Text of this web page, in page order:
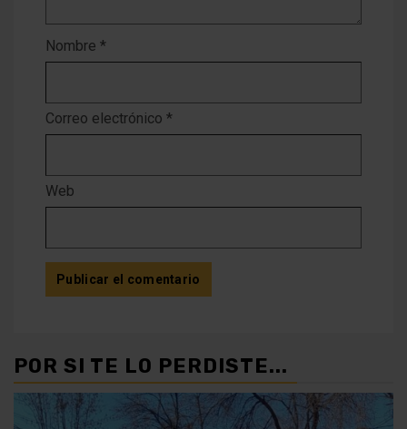
Nombre *
Correo electrónico *
Web
POR SI TE LO PERDISTE...